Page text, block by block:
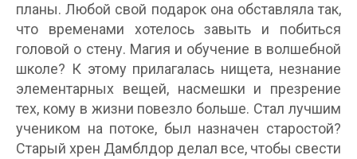
планы. Любой свой подарок она обставляла так,
что временами хотелось завыть и побиться
головой о стену. Магия и обучение в волшебной
школе? К этому прилагалась нищета, незнание
элементарных вещей, насмешки и презрение
тех, кому в жизни повезло больше. Стал лучшим
учеником на потоке, был назначен старостой?
Старый хрен Дамблдор делал все, чтобы свести